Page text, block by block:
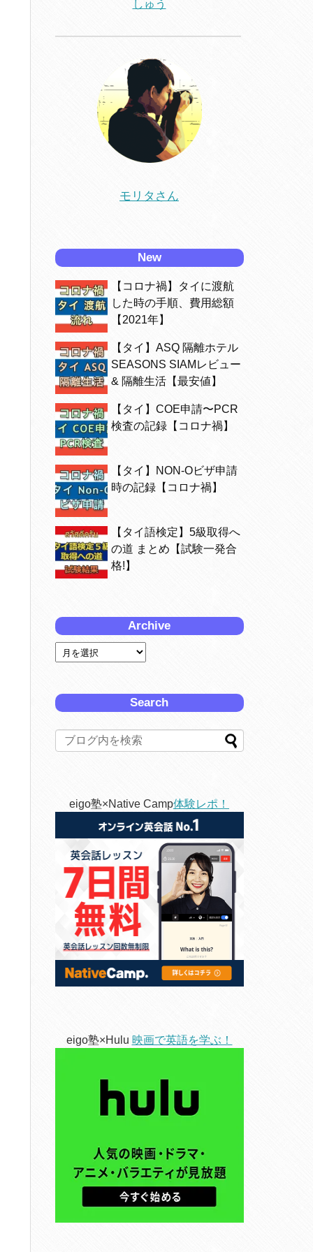
しゅう
モリタさん
New
【コロナ禍】タイに渡航
した時の手順、費用総額
【2021年】
【タイ】ASQ 隔離ホテル
SEASONS SIAMレビュー
& 隔離生活【最安値】
【タイ】COE申請〜PCR
検査の記録【コロナ禍】
【タイ】NON-Oビザ申請
時の記録【コロナ禍】
【タイ語検定】5級取得へ
の道 まとめ【試験一発合
格!】
Archive
Search
eigo塾×Native Camp体験レポ！
eigo塾×Hulu 映画で英語を学ぶ！